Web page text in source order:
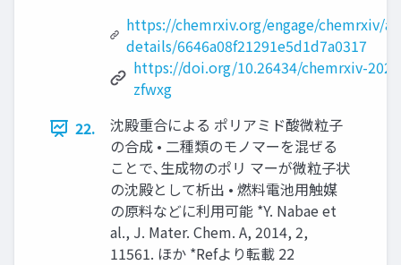
https://chemrxiv.org/engage/chemrxiv/
details/6646a08f21291e5d1d7a0317
https://doi.org/10.26434/chemrxiv-
zfwxg
22.
沈殿重合による ポリアミド酸微粒子
の合成 • 二種類のモノマーを混ぜる
ことで､生成物のポリ マーが微粒子状
の沈殿として析出 • 燃料電池用触媒
の原料などに利用可能 *Y. Nabae et
al., J. Mater. Chem. A, 2014, 2,
11561. ほか *Refより転載 22